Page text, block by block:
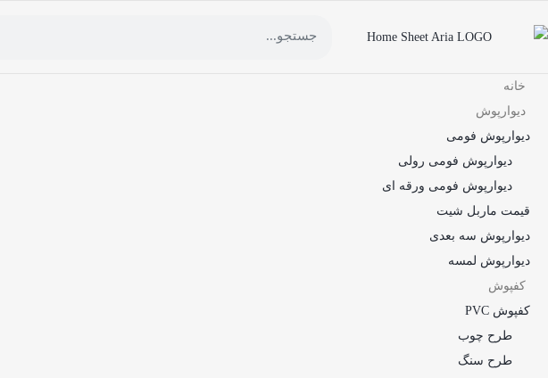
خانه
دیوارپوش
دیوارپوش فومی
دیوارپوش فومی رولی
دیوارپوش فومی ورقه ای
قیمت ماربل شیت
دیوارپوش سه بعدی
دیوارپوش لمسه
کفپوش
کفپوش PVC
طرح چوب
طرح سنگ